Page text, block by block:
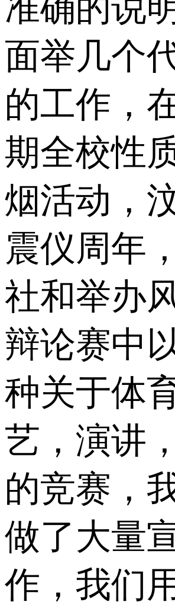
准确的说
面举几个
的工作，
期全校性
烟活动，
震仪周年
社和举办
辩论赛中
种关于体
艺，演讲
的竞赛，
做了大量
作，我们